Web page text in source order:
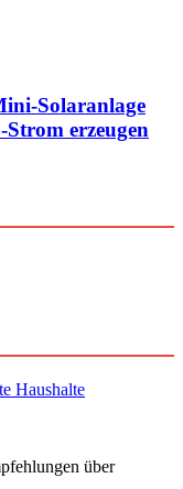
Solaranlage
erzeugen
Haushalte
über